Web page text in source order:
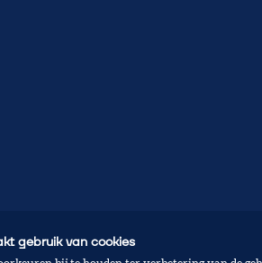
gebruik van cookies